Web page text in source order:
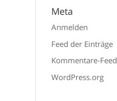
Meta
Anmelden
Feed der Einträge
Kommentare-Feed
WordPress.org